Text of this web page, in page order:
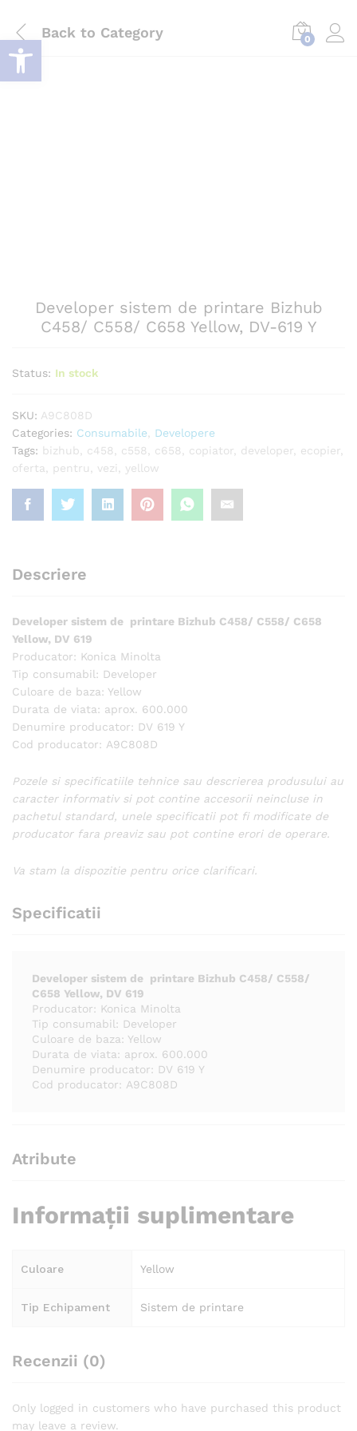
Back to Category 0
Developer sistem de printare Bizhub
C458/ C558/ C658 Yellow, DV-619 Y
Status: In stock
SKU: A9C808D
Categories: Consumabile, Developere
Tags: bizhub, c458, c558, c658, copiator, developer, ecopier,
oferta, pentru, vezi, yellow
Descriere
Developer sistem de printare Bizhub C458/ C558/ C658
Yellow, DV 619
Producator: Konica Minolta
Tip consumabil: Developer
Culoare de baza: Yellow
Durata de viata: aprox. 600.000
Denumire producator: DV 619 Y
Cod producator: A9C808D
Pozele si specificatiile tehnice sau descrierea produsului au
caracter informativ si pot contine accesorii neincluse in
pachetul standard, unele specificatii pot fi modificate de
producator fara preaviz sau pot contine erori de operare.
Va stam la dispozitie pentru orice clarificari.
Specificatii
Developer sistem de printare Bizhub C458/ C558/
C658 Yellow, DV 619
Producator: Konica Minolta
Tip consumabil: Developer
Culoare de baza: Yellow
Durata de viata: aprox. 600.000
Denumire producator: DV 619 Y
Cod producator: A9C808D
Atribute
Informații suplimentare
Culoare Yellow
Tip Echipament Sistem de printare
Recenzii (0)
Only logged in customers who have purchased this product
may leave a review.
Deschide bara de unelte